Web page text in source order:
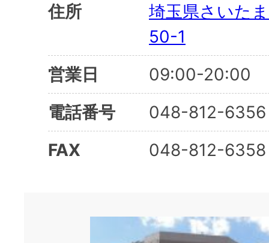
住所
埼玉県さいた
50-1
営業日
09:00-20:00
電話番号
048-812-6356
FAX
048-812-6358